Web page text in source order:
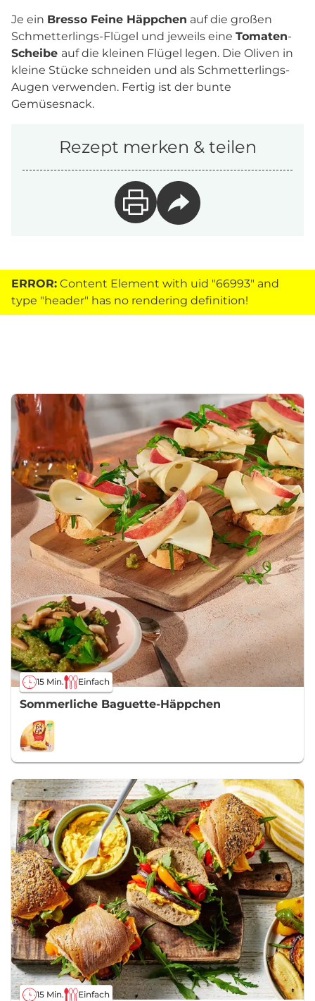
Je ein Bresso Feine Häppchen auf die großen
Schmetterlings-Flügel und jeweils eine Tomaten-
Scheibe auf die kleinen Flügel legen. Die Oliven in
kleine Stücke schneiden und als Schmetterlings-
Augen verwenden. Fertig ist der bunte
Gemüsesnack.
Rezept merken & teilen
ERROR: Content Element with uid "66993" and
type "header" has no rendering definition!
15 Min. Einfach
Sommerliche Baguette-Häppchen
15 Min. Einfach